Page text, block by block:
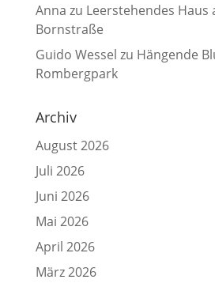
Anna zu Leerstehendes Haus
Bornstraße
Guido Wessel zu Hängende
Rombergpark
Archiv
August 2026
Juli 2026
Juni 2026
Mai 2026
April 2026
März 2026